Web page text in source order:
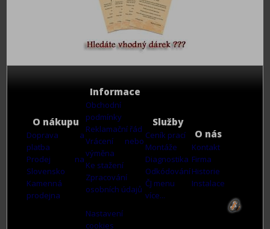
O nákupu
Doprava a
platba
Prodej na
Slovensko
Kamenná
prodejna
Informace
Obchodní
podmínky
Reklamační řád
Vrácení nebo
výměna
Ke stažení
Zpracování
osobních údajů
Nastavení
cookies
Služby
Ceník prací
Montáže
Diagnostika
Odkódování
ČJ menu
více...
O nás
Kontakt
Firma
Historie
Instalace